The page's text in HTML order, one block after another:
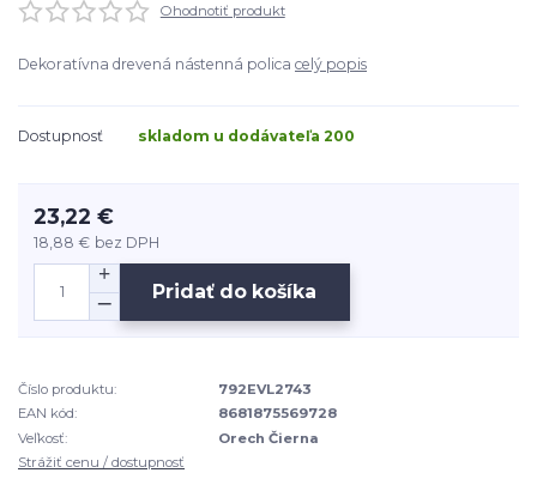
Ohodnotiť produkt
Dekoratívna drevená nástenná polica celý popis
Dostupnosť skladom u dodávateľa 200
23,22 €
18,88 € bez DPH
Pridať do košíka
Číslo produktu:
792EVL2743
EAN kód:
8681875569728
Veľkosť:
Orech Čierna
Strážiť cenu / dostupnosť